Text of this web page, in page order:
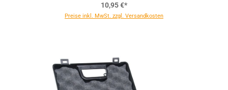
10,95 €*
Preise inkl. MwSt. zzgl. Versandkosten